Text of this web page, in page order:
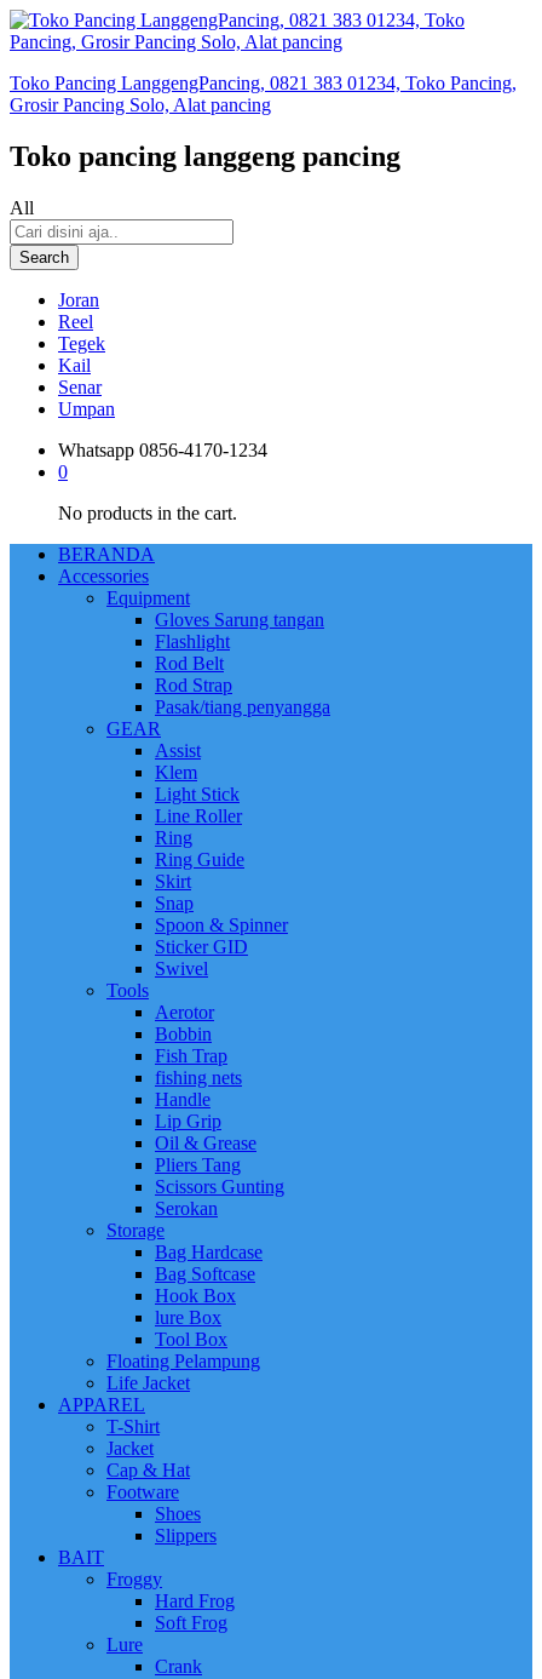
Toko Pancing LanggengPancing, 0821 383 01234, Toko Pancing,
Grosir Pancing Solo, Alat pancing
Toko pancing langgeng pancing
All
Search
Joran
Reel
Tegek
Kail
Senar
Umpan
Whatsapp 0856-4170-1234
0
No products in the cart.
BERANDA
Accessories
Equipment
Gloves Sarung tangan
Flashlight
Rod Belt
Rod Strap
Pasak/tiang penyangga
GEAR
Assist
Klem
Light Stick
Line Roller
Ring
Ring Guide
Skirt
Snap
Spoon & Spinner
Sticker GID
Swivel
Tools
Aerotor
Bobbin
Fish Trap
fishing nets
Handle
Lip Grip
Oil & Grease
Pliers Tang
Scissors Gunting
Serokan
Storage
Bag Hardcase
Bag Softcase
Hook Box
lure Box
Tool Box
Floating Pelampung
Life Jacket
APPAREL
T-Shirt
Jacket
Cap & Hat
Footware
Shoes
Slippers
BAIT
Froggy
Hard Frog
Soft Frog
Lure
Crank